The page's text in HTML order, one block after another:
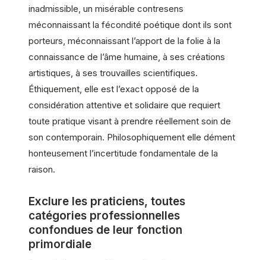
inadmissible, un misérable contresens
méconnaissant la fécondité poétique dont ils sont
porteurs, méconnaissant l’apport de la folie à la
connaissance de l’âme humaine, à ses créations
artistiques, à ses trouvailles scientifiques.
Éthiquement, elle est l’exact opposé de la
considération attentive et solidaire que requiert
toute pratique visant à prendre réellement soin de
son contemporain. Philosophiquement elle dément
honteusement l’incertitude fondamentale de la
raison.
Exclure les praticiens, toutes
catégories professionnelles
confondues de leur fonction
primordiale